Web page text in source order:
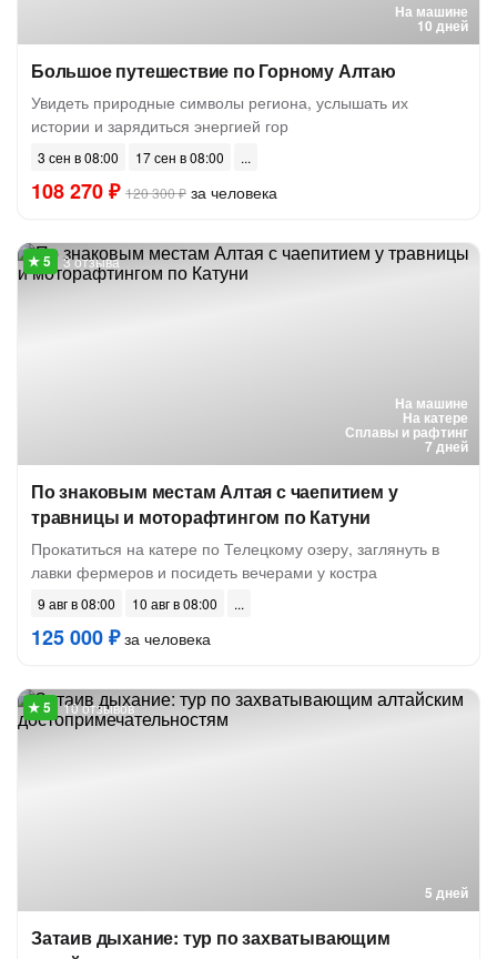
На машине
10 дней
Большое путешествие по Горному Алтаю
Увидеть природные символы региона, услышать их
истории и зарядиться энергией гор
3 сен в 08:00 17 сен в 08:00
108 270 ₽ 120 300 ₽ за человека
На машине
На катере
Сплавы и рафтинг
7 дней
3 отзыва
По знаковым местам Алтая с чаепитием у
травницы и моторафтингом по Катуни
Прокатиться на катере по Телецкому озеру, заглянуть в
лавки фермеров и посидеть вечерами у костра
9 авг в 08:00 10 авг в 08:00
125 000 ₽за человека
5 дней
10 отзывов
Затаив дыхание: тур по захватывающим